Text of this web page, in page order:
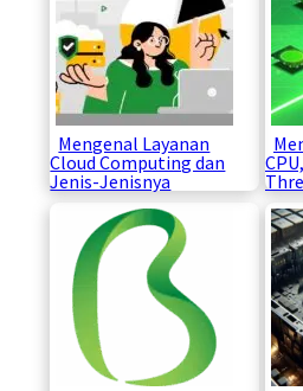
Mengenal Layanan
Cloud Computing dan
Jenis-Jenisnya